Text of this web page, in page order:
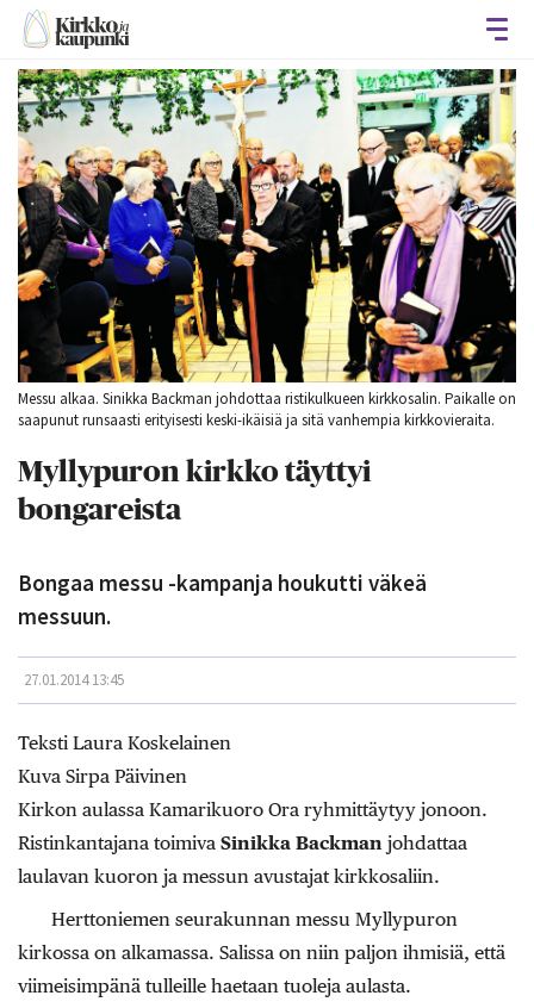
Messu alkaa. Sinikka Backman johdottaa ristikulkueen kirkkosalin. Paikalle on
saapunut runsaasti erityisesti keski-ikäisiä ja sitä vanhempia kirkkovieraita.
Myllypuron kirkko täyttyi
bongareista
Bongaa messu -kampanja houkutti väkeä
messuun.
27.01.2014 13:45
Teksti Laura Koskelainen
Kuva Sirpa Päivinen
Kirkon aulassa Kamarikuoro Ora ryhmittäytyy jonoon.
Ristinkantajana toimiva Sinikka Backman johdattaa
laulavan kuoron ja messun avustajat kirkkosaliin.
Herttoniemen seurakunnan messu Myllypuron
kirkossa on alkamassa. Salissa on niin paljon ihmisiä, että
viimeisimpänä tulleille haetaan tuoleja aulasta.